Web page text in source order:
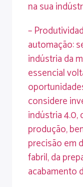
na sua
–
automação:
indústria da
essencial
considere
indústria 4.0,
produção,
precisão em
fabril, da
acabamento